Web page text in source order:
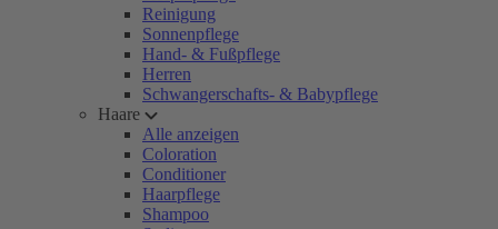
Reinigung
Sonnenpflege
Hand- & Fußpflege
Herren
Schwangerschafts- & Babypflege
Haare
Alle anzeigen
Coloration
Conditioner
Haarpflege
Shampoo